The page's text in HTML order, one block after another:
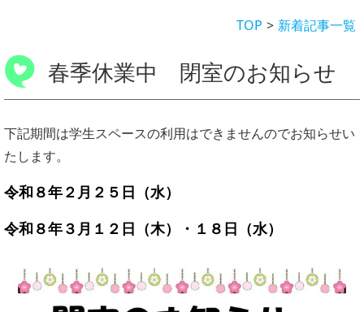
TOP 新着記事一覧
春季休業中 閉室のお知らせ
下記期間は学生スペースの利用はできませんのでお知らせい
たします。
令和８年２月２５日（水）
令和８年３月１２ 日（木）・１８日（水）